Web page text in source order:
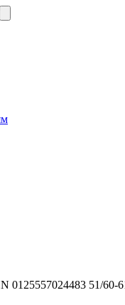
0125557024483 51/